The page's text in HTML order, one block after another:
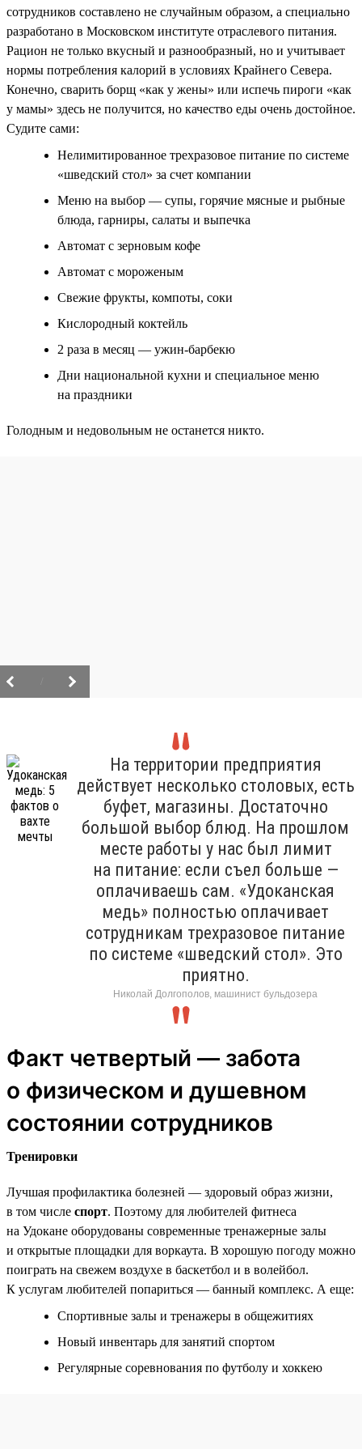
сотрудников составлено не случайным образом, а специально
разработано в Московском институте отраслевого питания.
Рацион не только вкусный и разнообразный, но и учитывает
нормы потребления калорий в условиях Крайнего Севера.
Конечно, сварить борщ «как у жены» или испечь пироги «как
у мамы» здесь не получится, но качество еды очень достойное.
Судите сами:
Нелимитированное трехразовое питание по системе
«шведский стол» за счет компании
Меню на выбор — супы, горячие мясные и рыбные
блюда, гарниры, салаты и выпечка
Автомат с зерновым кофе
Автомат с мороженым
Свежие фрукты, компоты, соки
Кислородный коктейль
2 раза в месяц — ужин-барбекю
Дни национальной кухни и специальное меню
на праздники
Голодным и недовольным не останется никто.
На территории предприятия
действует несколько столовых, есть
буфет, магазины. Достаточно
большой выбор блюд. На прошлом
месте работы у нас был лимит
на питание: если съел больше —
оплачиваешь сам. «Удоканская
медь» полностью оплачивает
сотрудникам трехразовое питание
по системе «шведский стол». Это
приятно.
Николай Долгополов, машинист бульдозера
Факт четвертый — забота
о физическом и душевном
состоянии сотрудников
Тренировки
Лучшая профилактика болезней — здоровый образ жизни,
в том числе спорт. Поэтому для любителей фитнеса
на Удокане оборудованы современные тренажерные залы
и открытые площадки для воркаута. В хорошую погоду можно
поиграть на свежем воздухе в баскетбол и в волейбол.
К услугам любителей попариться — банный комплекс. А еще:
Спортивные залы и тренажеры в общежитиях
Новый инвентарь для занятий спортом
Регулярные соревнования по футболу и хоккею